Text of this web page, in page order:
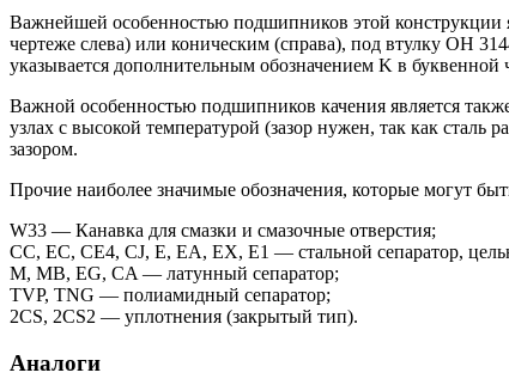
Важнейшей особенностью подшипников этой конструкции
чертеже слева) или коническим (справа), под втулку OH
указывается дополнительным обозначением K в буквенной
Важной особенностью подшипников качения является
узлах с высокой температурой (зазор нужен, так как
зазором.
Прочие наиболее значимые обозначения, которые могут
W33 — Канавка для смазки и смазочные отверстия;
CC, EC, CE4, CJ, E, EA, EX, E1 — стальной сепаратор,
M, MB, EG, CA — латунный сепаратор;
TVP, TNG — полиамидный сепаратор;
2CS, 2CS2 — уплотнения (закрытый тип).
Аналоги